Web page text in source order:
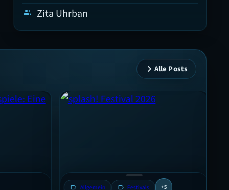
group Zita Uhrban
Alle Posts
label Allgemein label Festivals +5